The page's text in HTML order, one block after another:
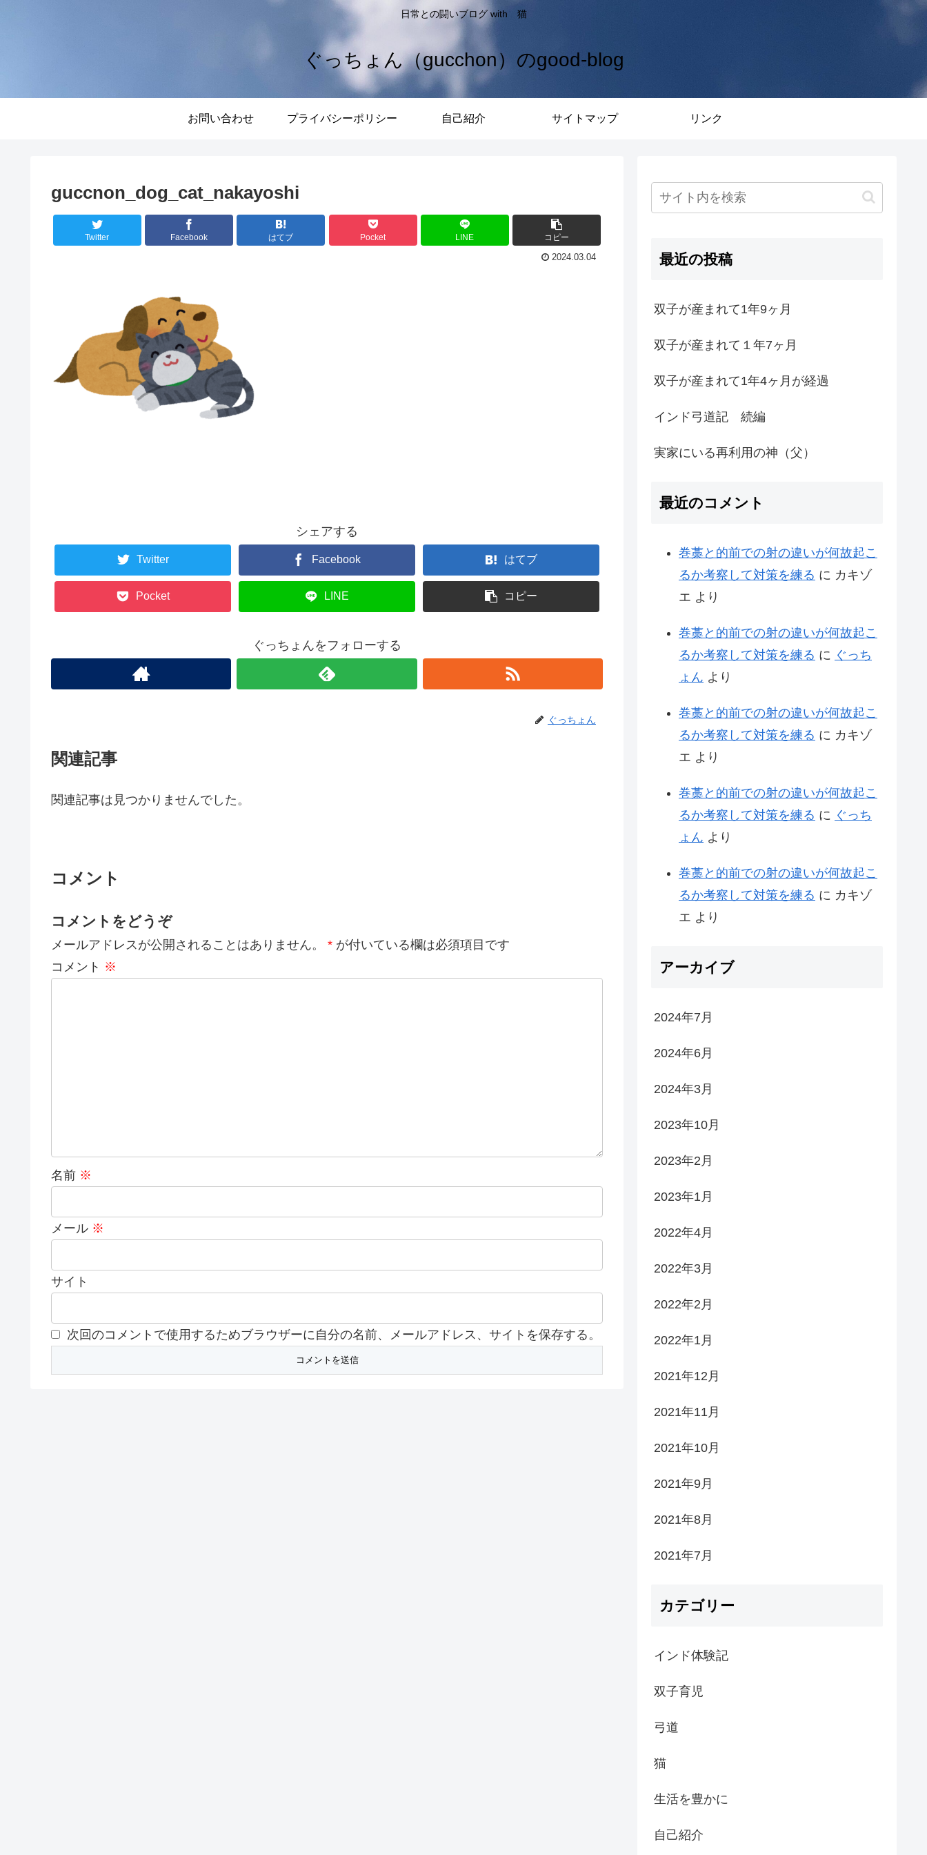
日常との闘いブログ with 猫
ぐっちょん（gucchon）のgood-blog
お問い合わせ プライバシーポリシー 自己紹介 サイトマップ リンク
guccnon_dog_cat_nakayoshi
Twitter Facebook はてブ Pocket LINE コピー
2024.03.04
シェアする
Twitter Facebook はてブ
Pocket LINE コピー
ぐっちょんをフォローする
ぐっちょん
関連記事
関連記事は見つかりませんでした。
コメント
コメントをどうぞ
メールアドレスが公開されることはありません。 * が付いている欄は必須項目です
コメント ※
名前 ※
メール ※
サイト
次回のコメントで使用するためブラウザーに自分の名前、メールアドレス、サイトを保存する。
最近の投稿
双子が産まれて1年9ヶ月
双子が産まれて１年7ヶ月
双子が産まれて1年4ヶ月が経過
インド弓道記 続編
実家にいる再利用の神（父）
最近のコメント
巻藁と的前での射の違いが何故起こ
るか考察して対策を練る に カキゾ
エ より
巻藁と的前での射の違いが何故起こ
るか考察して対策を練る に ぐっち
ょん より
巻藁と的前での射の違いが何故起こ
るか考察して対策を練る に カキゾ
エ より
巻藁と的前での射の違いが何故起こ
るか考察して対策を練る に ぐっち
ょん より
巻藁と的前での射の違いが何故起こ
るか考察して対策を練る に カキゾ
エ より
アーカイブ
2024年7月
2024年6月
2024年3月
2023年10月
2023年2月
2023年1月
2022年4月
2022年3月
2022年2月
2022年1月
2021年12月
2021年11月
2021年10月
2021年9月
2021年8月
2021年7月
カテゴリー
インド体験記
双子育児
弓道
猫
生活を豊かに
自己紹介